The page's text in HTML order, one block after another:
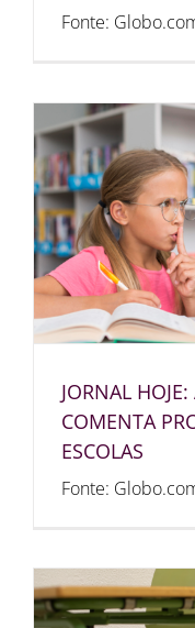
Fonte:
JORNAL
COMENTA
ESCOLAS
Fonte: